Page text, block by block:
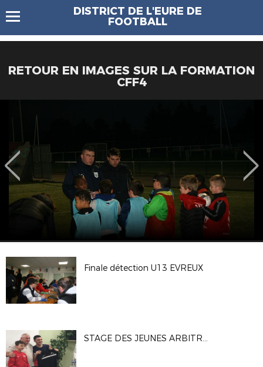
DISTRICT DE L'EURE DE
FOOTBALL
RETOUR EN IMAGES SUR LA FORMATION
CFF4
Finale détection U13 EVREUX
STAGE DES JEUNES ARBITRES DU DEF